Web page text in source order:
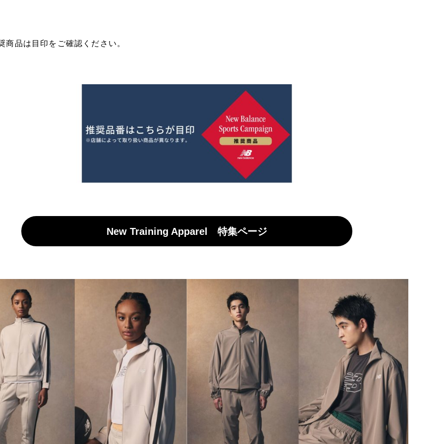
商品は目印をご確認ください。
New Training Apparel 特集ページ